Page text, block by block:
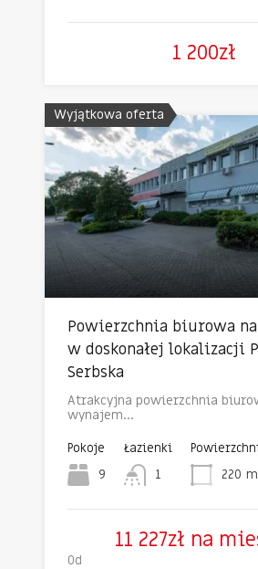
1 200zł
Wyjątkowa oferta
Powierzchnia biurowa
w doskonałej lokalizacji
Serbska
Atrakcyjna powierzchnia
wynajem…
Pokoje
9
Łazienki
1 220
11 227zł na
Od